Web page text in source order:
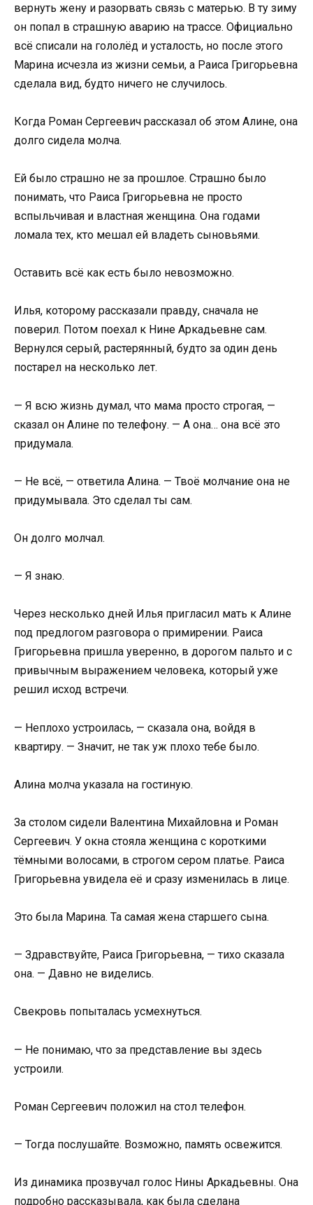
вернуть жену и разорвать связь с матерью. В ту зиму
он попал в страшную аварию на трассе. Официально
всё списали на гололёд и усталость, но после этого
Марина исчезла из жизни семьи, а Раиса Григорьевна
сделала вид, будто ничего не случилось.
Когда Роман Сергеевич рассказал об этом Алине, она
долго сидела молча.
Ей было страшно не за прошлое. Страшно было
понимать, что Раиса Григорьевна не просто
вспыльчивая и властная женщина. Она годами
ломала тех, кто мешал ей владеть сыновьями.
Оставить всё как есть было невозможно.
Илья, которому рассказали правду, сначала не
поверил. Потом поехал к Нине Аркадьевне сам.
Вернулся серый, растерянный, будто за один день
постарел на несколько лет.
— Я всю жизнь думал, что мама просто строгая, —
сказал он Алине по телефону. — А она… она всё это
придумала.
— Не всё, — ответила Алина. — Твоё молчание она не
придумывала. Это сделал ты сам.
Он долго молчал.
— Я знаю.
Через несколько дней Илья пригласил мать к Алине
под предлогом разговора о примирении. Раиса
Григорьевна пришла уверенно, в дорогом пальто и с
привычным выражением человека, который уже
решил исход встречи.
— Неплохо устроилась, — сказала она, войдя в
квартиру. — Значит, не так уж плохо тебе было.
Алина молча указала на гостиную.
За столом сидели Валентина Михайловна и Роман
Сергеевич. У окна стояла женщина с короткими
тёмными волосами, в строгом сером платье. Раиса
Григорьевна увидела её и сразу изменилась в лице.
Это была Марина. Та самая жена старшего сына.
— Здравствуйте, Раиса Григорьевна, — тихо сказала
она. — Давно не виделись.
Свекровь попыталась усмехнуться.
— Не понимаю, что за представление вы здесь
устроили.
Роман Сергеевич положил на стол телефон.
— Тогда послушайте. Возможно, память освежится.
Из динамика прозвучал голос Нины Аркадьевны. Она
подробно рассказывала, как была сделана